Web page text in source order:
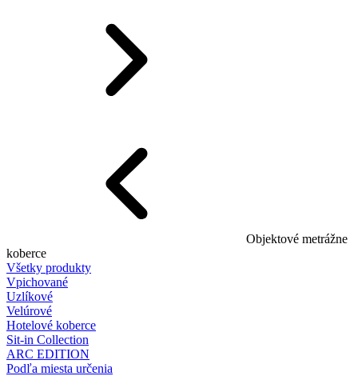
Objektové metrážne
koberce
Všetky produkty
Vpichované
Uzlíkové
Velúrové
Hotelové koberce
Sit-in Collection
ARC EDITION
Podľa miesta určenia